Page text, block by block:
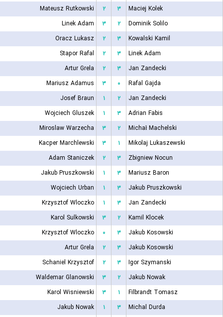
Mateusz Rutkowski ۲ ۳
Maciej Kolek
Linek Adam
۳ ۲
Dominik Solilo
Oracz Lukasz
۲ ۳
Kowalski Kamil
Stapor Rafal
۲ ۳
Linek Adam
Artur Grela
۲ ۳
Jan Zandecki
Mariusz Adamus
۳ ۰
Rafal Gajda
Josef Braun
۱ ۲
Jan Zandecki
Wojciech Gluszek
۱ ۳
Adrian Fabis
Miroslaw Warzecha
۳ ۲
Michał Machelski
Kacper Marchlewski
۳ ۱
Mikolaj Lukaszewski
Adam Staniczek
۲ ۳
Zbigniew Nocun
Jakub Pruszkowski
۱ ۳
Mariusz Baron
Wojciech Urban
۱ ۳
Jakub Pruszkowski
Krzysztof Wloczko
۱ ۳
Jan Zandecki
Karol Sulkowski
۳ ۲
Kamil Klocek
Krzysztof Wloczko
۰ ۳
Jakub Kosowski
Artur Grela
۲ ۳
Jakub Kosowski
Schaniel Krzysztof
۲ ۳
Igor Szymanski
Waldemar Glanowski
۳ ۲
Jakub Nowak
Karol Wisniewski
۳ ۱
Filbrandt Tomasz
Jakub Nowak
۱ ۳
Michal Durda